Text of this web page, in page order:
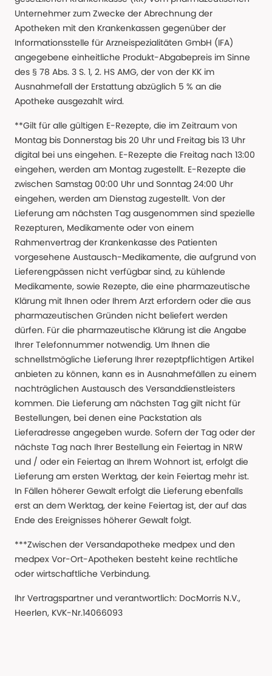
Unternehmer zum Zwecke der Abrechnung der
Apotheken mit den Krankenkassen gegenüber der
Informationsstelle für Arzneispezialitäten GmbH (IFA)
angegebene einheitliche Produkt-Abgabepreis im Sinne
des § 78 Abs. 3 S. 1, 2. HS AMG, der von der KK im
Ausnahmefall der Erstattung abzüglich 5 % an die
Apotheke ausgezahlt wird.
**Gilt für alle gültigen E-Rezepte, die im Zeitraum von
Montag bis Donnerstag bis 20 Uhr und Freitag bis 13 Uhr
digital bei uns eingehen. E-Rezepte die Freitag nach 13:00
eingehen, werden am Montag zugestellt. E-Rezepte die
zwischen Samstag 00:00 Uhr und Sonntag 24:00 Uhr
eingehen, werden am Dienstag zugestellt. Von der
Lieferung am nächsten Tag ausgenommen sind spezielle
Rezepturen, Medikamente oder von einem
Rahmenvertrag der Krankenkasse des Patienten
vorgesehene Austausch-Medikamente, die aufgrund von
Lieferengpässen nicht verfügbar sind, zu kühlende
Medikamente, sowie Rezepte, die eine pharmazeutische
Klärung mit Ihnen oder Ihrem Arzt erfordern oder die aus
pharmazeutischen Gründen nicht beliefert werden
dürfen. Für die pharmazeutische Klärung ist die Angabe
Ihrer Telefonnummer notwendig. Um Ihnen die
schnellstmögliche Lieferung Ihrer rezeptpflichtigen Artikel
anbieten zu können, kann es in Ausnahmefällen zu einem
nachträglichen Austausch des Versanddienstleisters
kommen. Die Lieferung am nächsten Tag gilt nicht für
Bestellungen, bei denen eine Packstation als
Lieferadresse angegeben wurde. Sofern der Tag oder der
nächste Tag nach Ihrer Bestellung ein Feiertag in NRW
und / oder ein Feiertag an Ihrem Wohnort ist, erfolgt die
Lieferung am ersten Werktag, der kein Feiertag mehr ist.
In Fällen höherer Gewalt erfolgt die Lieferung ebenfalls
erst an dem Werktag, der keine Feiertag ist, der auf das
Ende des Ereignisses höherer Gewalt folgt.
***Zwischen der Versandapotheke medpex und den
medpex Vor-Ort-Apotheken besteht keine rechtliche
oder wirtschaftliche Verbindung.
Ihr Vertragspartner und verantwortlich: DocMorris N.V.,
Heerlen, KVK-Nr.14066093